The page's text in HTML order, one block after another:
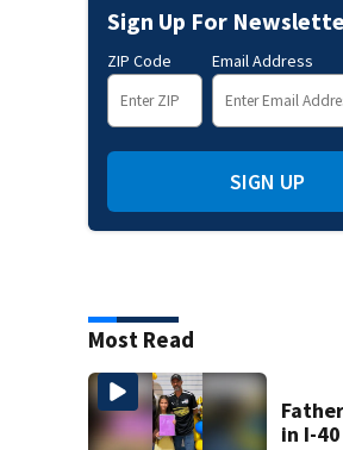
Sign Up For
ZIP Code Email Address
SIGN UP
Most Read
in I-